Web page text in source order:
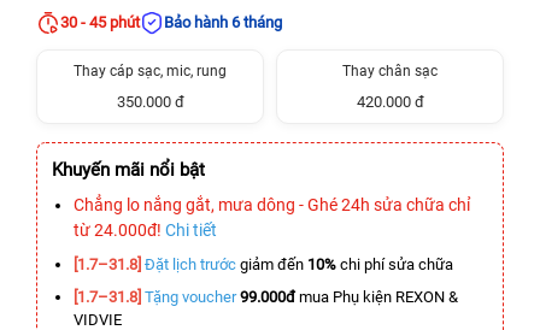
30 - 45 phút
Bảo hành 6 tháng
Thay cáp sạc, mic, rung
350.000 đ
Thay chân sạc
420.000 đ
Khuyến mãi nổi bật
Chẳng lo nắng gắt, mưa dông - Ghé 24h sửa chữa chỉ
từ 24.000đ! Chi tiết
[1.7–31.8] Đặt lịch trước giảm đến 10% chi phí sửa chữa
[1.7–31.8] Tặng voucher 99.000đmua Phụ kiện REXON &
VIDVIE